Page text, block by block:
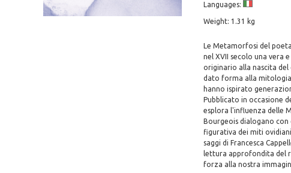
Languages:
Weight: 1.31 kg
Le Metamorfosi del
nel XVII secolo una vera
originario alla nascita
dato forma alla mitologia
hanno ispirato
Pubblicato in occasione
esplora l'influenza delle
Bourgeois dialogano
figurativa dei miti
saggi di Francesca
lettura approfondita del
forza alla nostra